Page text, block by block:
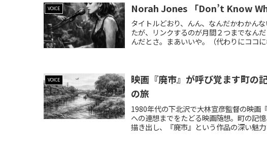
VOICE Norah Jones 「Don’t Know
タイトルどおり、んん、なんだかわかん
たが、リンクするのが月間２つまでなん
んだとさ。まあいいや。（代わりにココ
VOICE
映画『廃市』が呼び覚ます町の
の旅
1980年代の下北沢で大林宣彦監督の映画
への連想までをたどる映画随想。町の記
描き出し、『廃市』という作品の深い魅力